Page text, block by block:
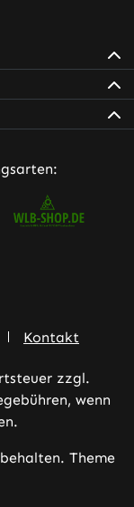
Tab
in neuem Tab
– öffnet in
neuem Tab
Kontakt
zzgl.
wenn
Theme